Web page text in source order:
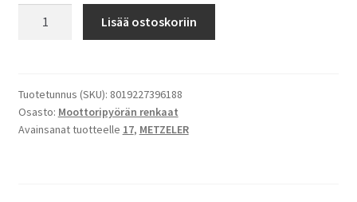
130/80
R
17
Lisää ostoskoriin
Tuotetunnus (SKU): 8019227396188
Osasto: Moottoripyörän renkaat
Avainsanat tuotteelle 17, METZELER